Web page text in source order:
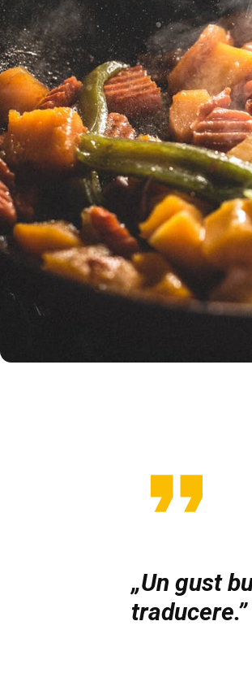
„Un gust